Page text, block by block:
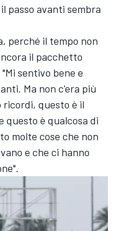
passo avanti sembra
perché il tempo non
il pacchetto
sentivo bene e
Ma non c'era più
questo è il
questo è qualcosa di
molte cose che non
e che ci hanno